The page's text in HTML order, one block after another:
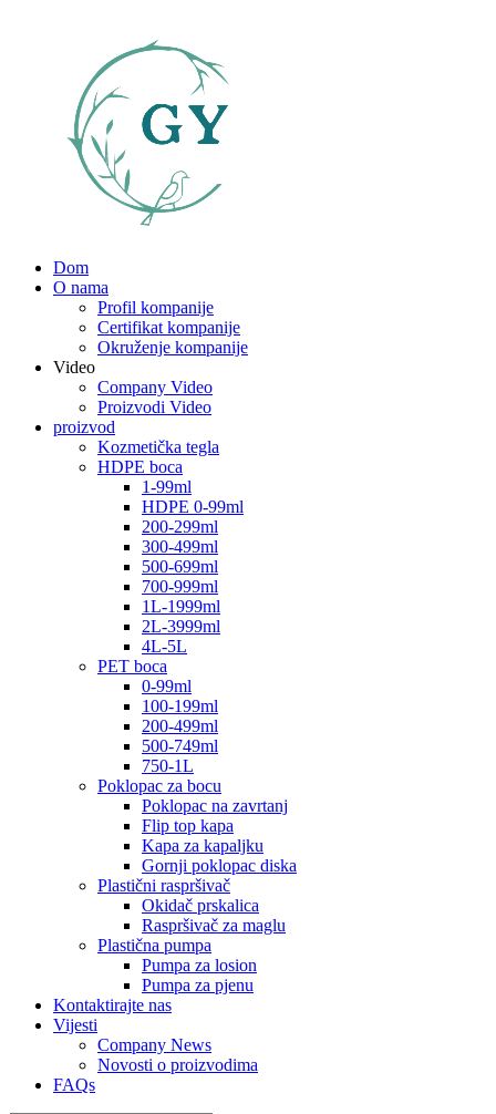
Dom
O nama
Profil kompanije
Certifikat kompanije
Okruženje kompanije
Video
Company Video
Proizvodi Video
proizvod
Kozmetička tegla
HDPE boca
1-99ml
HDPE 0-99ml
200-299ml
300-499ml
500-699ml
700-999ml
1L-1999ml
2L-3999ml
4L-5L
PET boca
0-99ml
100-199ml
200-499ml
500-749ml
750-1L
Poklopac za bocu
Poklopac na zavrtanj
Flip top kapa
Kapa za kapaljku
Gornji poklopac diska
Plastični raspršivač
Okidač prskalica
Raspršivač za maglu
Plastična pumpa
Pumpa za losion
Pumpa za pjenu
Kontaktirajte nas
Vijesti
Company News
Novosti o proizvodima
FAQs